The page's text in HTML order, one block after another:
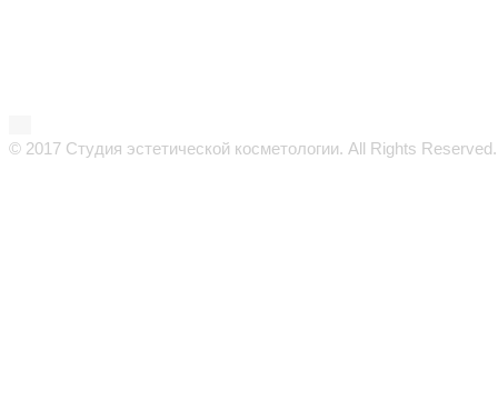
© 2017 Студия эстетической косметологии. All Rights Reserved.